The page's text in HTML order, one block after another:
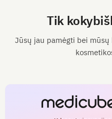
Tik
Jūsų jau pamėgti bei